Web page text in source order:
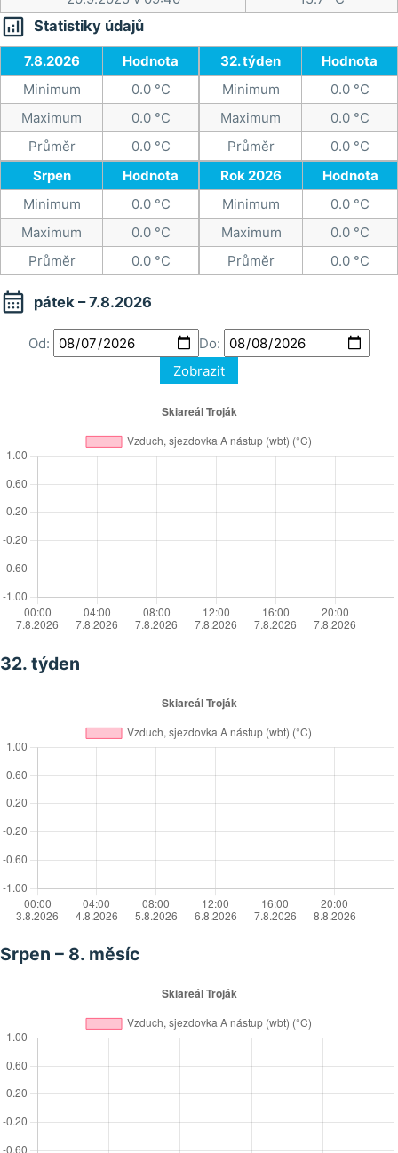
 Statistiky údajů
7.8.2026
Hodnota
Minimum
0.0 °C
Maximum
0.0 °C
Průměr
0.0 °C
32. týden
Hodnota
Minimum
0.0 °C
Maximum
0.0 °C
Průměr
0.0 °C
Srpen
Hodnota
Minimum
0.0 °C
Maximum
0.0 °C
Průměr
0.0 °C
Rok 2026
Hodnota
Minimum
0.0 °C
Maximum
0.0 °C
Průměr
0.0 °C
 pátek – 7.8.2026
Od:
Do:
Zobrazit
32. týden
Srpen – 8. měsíc